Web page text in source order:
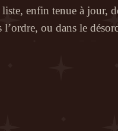
liste, enfin tenue à jour,
l’ordre, ou dans le